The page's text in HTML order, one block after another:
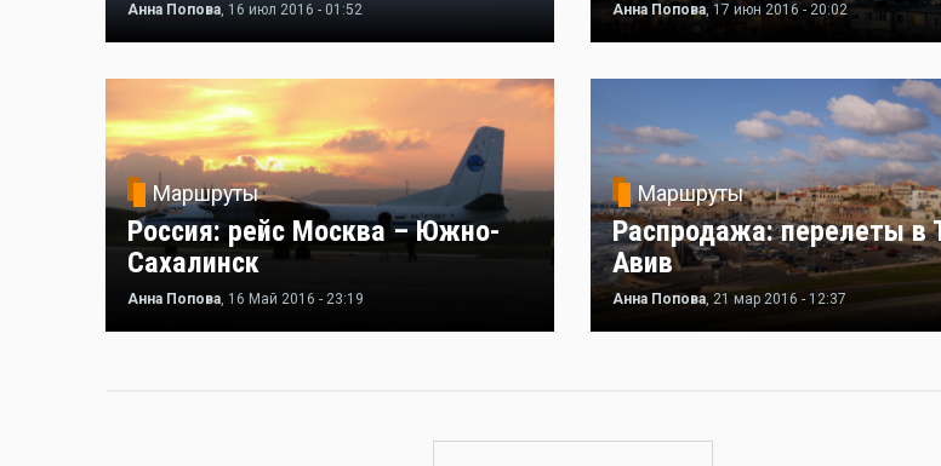
Анна Попова, 16 июл 2016 - 01:52 Анна Попова, 17 июн 2016 - 20:02
Маршруты
Россия: рейс Москва – Южно-
Сахалинск
Анна Попова, 16 Май 2016 - 23:19
Маршруты
Распродажа: перелеты в
Авив
Анна Попова, 21 мар 2016 - 12:37